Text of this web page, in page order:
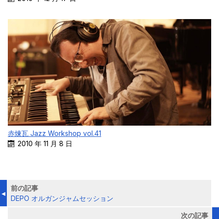
赤煉瓦 Jazz Workshop vol.41
2010 年 11 月 8 日
前の記事
DEPO オルガンジャムセッション
次の記事